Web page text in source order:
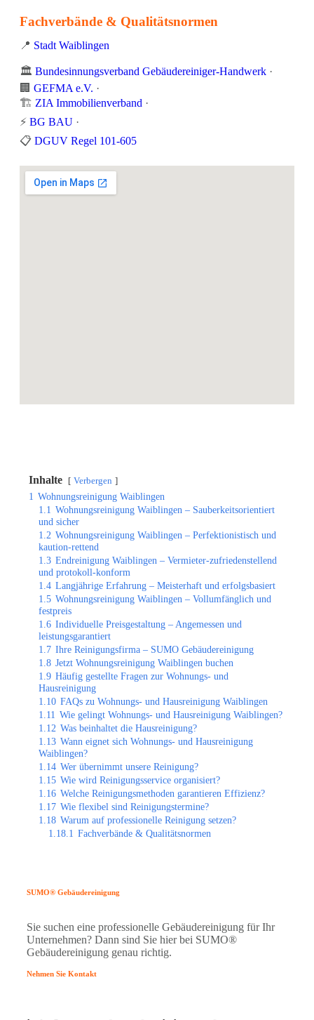
Fachverbände & Qualitätsnormen
📍 Stadt Waiblingen
🏛️ Bundesinnungsverband Gebäudereiniger-Handwerk ·
🏢 GEFMA e.V. ·
🏗️ ZIA Immobilienverband ·
⚡ BG BAU ·
📋 DGUV Regel 101-605
Inhalte Verbergen
1 Wohnungsreinigung Waiblingen
1.1 Wohnungsreinigung Waiblingen – Sauberkeitsorientiert
und sicher
1.2 Wohnungsreinigung Waiblingen – Perfektionistisch und
kaution-rettend
1.3 Endreinigung Waiblingen – Vermieter-zufriedenstellend
und protokoll-konform
1.4 Langjährige Erfahrung – Meisterhaft und erfolgsbasiert
1.5 Wohnungsreinigung Waiblingen – Vollumfänglich und
festpreis
1.6 Individuelle Preisgestaltung – Angemessen und
leistungsgarantiert
1.7 Ihre Reinigungsfirma – SUMO Gebäudereinigung
1.8 Jetzt Wohnungsreinigung Waiblingen buchen
1.9 Häufig gestellte Fragen zur Wohnungs- und
Hausreinigung
1.10 FAQs zu Wohnungs- und Hausreinigung Waiblingen
1.11 Wie gelingt Wohnungs- und Hausreinigung Waiblingen?
1.12 Was beinhaltet die Hausreinigung?
1.13 Wann eignet sich Wohnungs- und Hausreinigung
Waiblingen?
1.14 Wer übernimmt unsere Reinigung?
1.15 Wie wird Reinigungsservice organisiert?
1.16 Welche Reinigungsmethoden garantieren Effizienz?
1.17 Wie flexibel sind Reinigungstermine?
1.18 Warum auf professionelle Reinigung setzen?
1.18.1 Fachverbände & Qualitätsnormen
SUMO® Gebäudereinigung
Sie suchen eine professionelle Gebäudereinigung für Ihr
Unternehmen? Dann sind Sie hier bei SUMO®
Gebäudereinigung genau richtig.
Nehmen Sie Kontakt